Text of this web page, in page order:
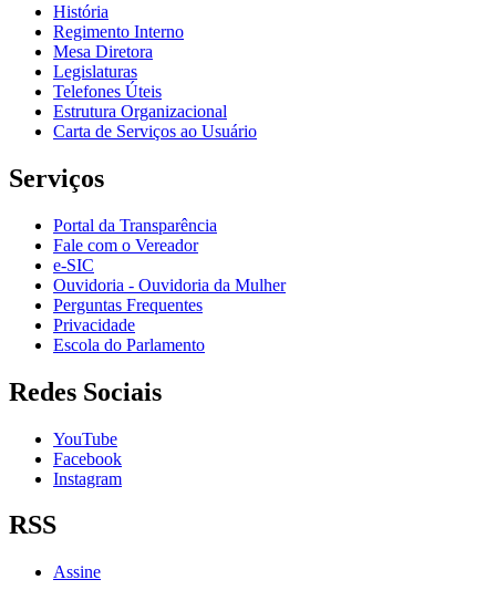
História
Regimento Interno
Mesa Diretora
Legislaturas
Telefones Úteis
Estrutura Organizacional
Carta de Serviços ao Usuário
Serviços
Portal da Transparência
Fale com o Vereador
e-SIC
Ouvidoria - Ouvidoria da Mulher
Perguntas Frequentes
Privacidade
Escola do Parlamento
Redes Sociais
YouTube
Facebook
Instagram
RSS
Assine